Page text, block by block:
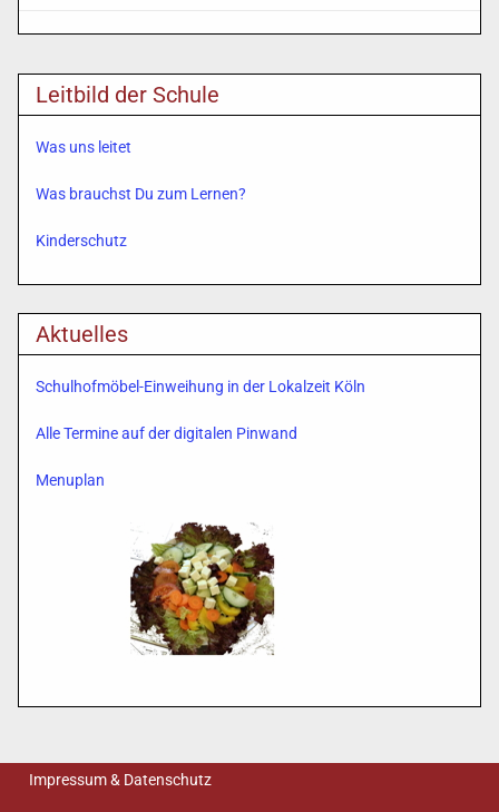
Leitbild der Schule
Was uns leitet
Was brauchst Du zum Lernen?
Kinderschutz
Aktuelles
Schulhofmöbel-Einweihung in der Lokalzeit Köln
Alle Termine auf der digitalen Pinwand
Menuplan
Impressum & Datenschutz